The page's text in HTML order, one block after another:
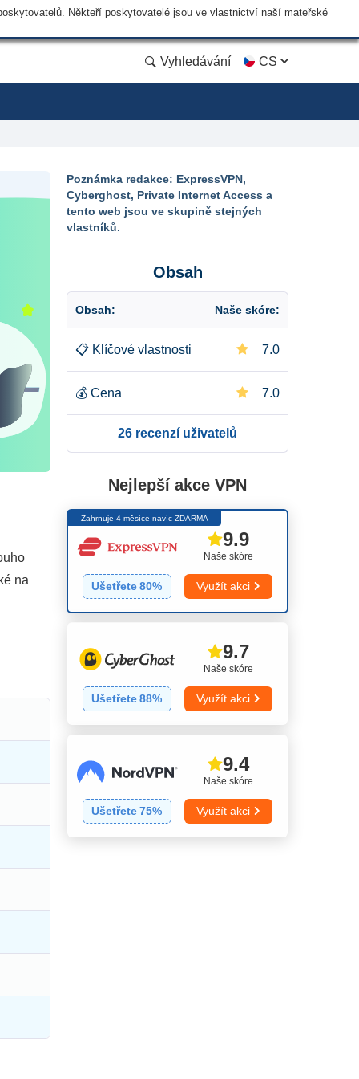
Někteří poskytovatelé jsou ve vlastnictví naší mateřské
Vyhledávání CS
na
Poznámka redakce: ExpressVPN,
Cyberghost, Private Internet Access a
tento web jsou ve skupině stejných
vlastníků.
Obsah
Obsah: Naše skóre:
📋 Klíčové vlastnosti 7.0
💰 Cena 7.0
26 recenzí uživatelů
Nejlepší akce VPN
Zahrnuje 4 měsíce navíc ZDARMA
Naše skóre
9.9
Ušetřete 80% Využít akci
Naše skóre
9.7
Ušetřete 88% Využít akci
Naše skóre
9.4
Ušetřete 75% Využít akci